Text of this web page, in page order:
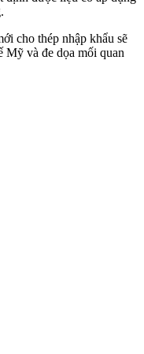
cho thép nhập khẩu sẽ
Mỹ và đe dọa mối quan